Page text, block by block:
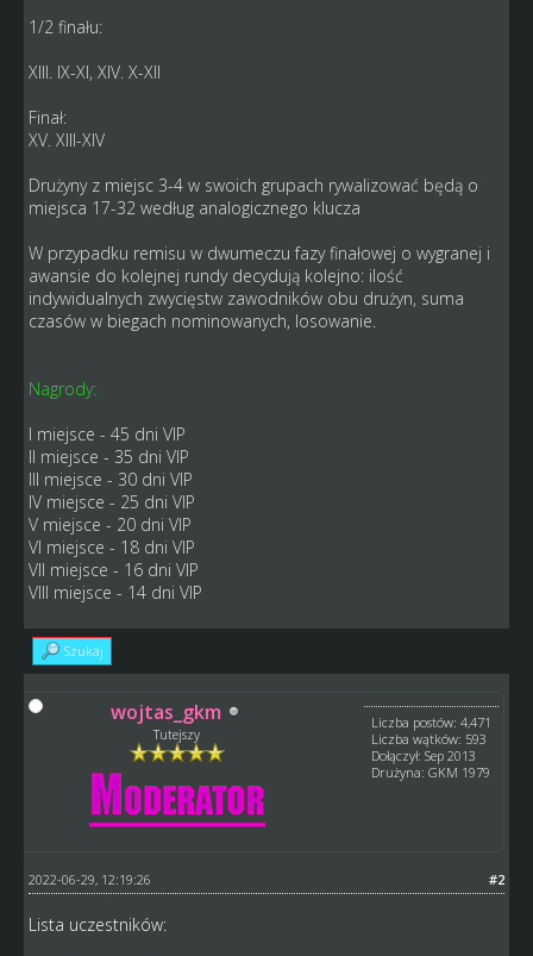
1/2 finału:
XIII. IX-XI, XIV. X-XII
Finał:
XV. XIII-XIV
Drużyny z miejsc 3-4 w swoich grupach rywalizować będą o
miejsca 17-32 według analogicznego klucza
W przypadku remisu w dwumeczu fazy finałowej o wygranej i
awansie do kolejnej rundy decydują kolejno: ilość
indywidualnych zwycięstw zawodników obu drużyn, suma
czasów w biegach nominowanych, losowanie.
Nagrody:
I miejsce - 45 dni VIP
II miejsce - 35 dni VIP
III miejsce - 30 dni VIP
IV miejsce - 25 dni VIP
V miejsce - 20 dni VIP
VI miejsce - 18 dni VIP
VII miejsce - 16 dni VIP
VIII miejsce - 14 dni VIP
Szukaj
wojtas_gkm
Tutejszy
Liczba postów: 4,471
Liczba wątków: 593
Dołączył: Sep 2013
Drużyna: GKM 1979
#2
2022-06-29, 12:19:26
Lista uczestników: